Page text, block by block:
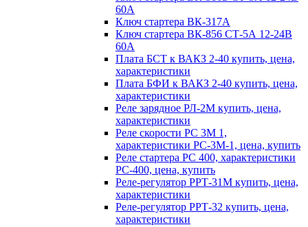
60А
Ключ стартера ВК-317А
Ключ стартера ВК-856 СТ-5А 12-24В
60А
Плата БСТ к ВАКЗ 2-40 купить, цена,
характеристики
Плата БФИ к ВАКЗ 2-40 купить, цена,
характеристики
Реле зарядное РЛ-2М купить, цена,
характеристики
Реле скорости РС 3М 1,
характеристики РС-3М-1, цена, купить
Реле стартера РС 400, характеристики
РС-400, цена, купить
Реле-регулятор РРТ-31М купить, цена,
характеристики
Реле-регулятор РРТ-32 купить, цена,
характеристики